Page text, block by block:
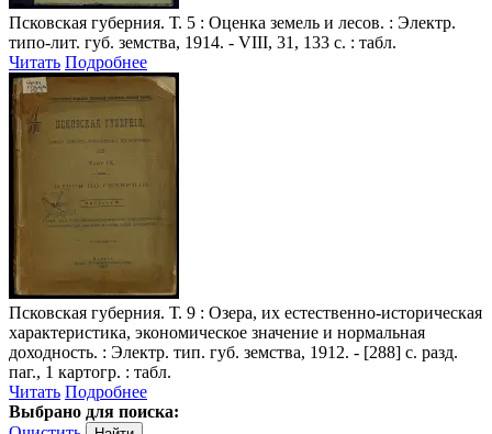
Псковская губерния. Т. 5 : Оценка земель и лесов. : Электр.
типо-лит. губ. земства, 1914. - VIII, 31, 133 с. : табл.
Читать Подробнее
Псковская губерния. Т. 9 : Озера, их естественно-историческая
характеристика, экономическое значение и нормальная
доходность. : Электр. тип. губ. земства, 1912. - [288] с. разд.
паг., 1 картогр. : табл.
Читать Подробнее
Выбрано для поиска: